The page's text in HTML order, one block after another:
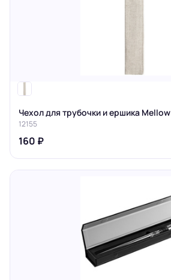
Чехол для трубочки и ершика Mellow
12155
160 ₽